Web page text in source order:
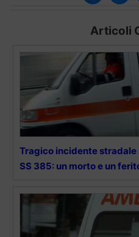
Articoli
Tragico incidente stradale
SS 385: un morto e un